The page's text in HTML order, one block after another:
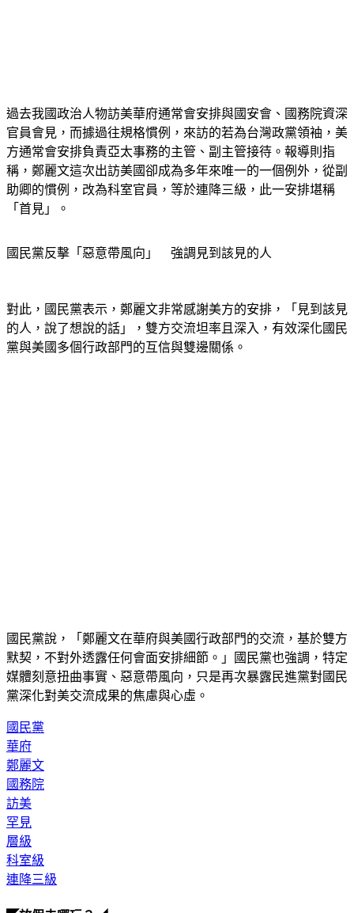
過去我國政治人物訪美華府通常會安排與國安會、國務院資深
官員會見，而據過往規格慣例，來訪的若為台灣政黨領袖，美
方通常會安排負責亞太事務的主管、副主管接待。報導則指
稱，鄭麗文這次出訪美國卻成為多年來唯一的一個例外，從副
助卿的慣例，改為科室官員，等於連降三級，此一安排堪稱
「首見」。
國民黨反擊「惡意帶風向」　強調見到該見的人
對此，國民黨表示，鄭麗文非常感謝美方的安排，「見到該見
的人，說了想說的話」，雙方交流坦率且深入，有效深化國民
黨與美國多個行政部門的互信與雙邊關係。
國民黨說，「鄭麗文在華府與美國行政部門的交流，基於雙方
默契，不對外透露任何會面安排細節。」國民黨也強調，特定
媒體刻意扭曲事實、惡意帶風向，只是再次暴露民進黨對國民
黨深化對美交流成果的焦慮與心虛。
國民黨
華府
鄭麗文
國務院
訪美
罕見
層級
科室級
連降三級